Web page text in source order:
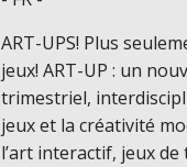
ART-UPS! Plus
jeux! ART-UP : un
trimestriel,
jeux et la créativité
l’art interactif, jeux